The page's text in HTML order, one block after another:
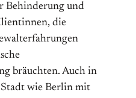
Behinderung und
die
bräuchten. Auch in
wie Berlin mit